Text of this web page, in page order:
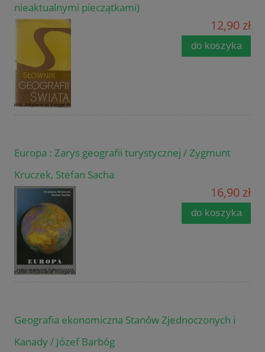
nieaktualnymi pieczątkami)
12,90 zł
do koszyka
Europa : Zarys geografii turystycznej / Zygmunt
Kruczek, Stefan Sacha
16,90 zł
do koszyka
Geografia ekonomiczna Stanów Zjednoczonych i
Kanady / Józef Barbóg